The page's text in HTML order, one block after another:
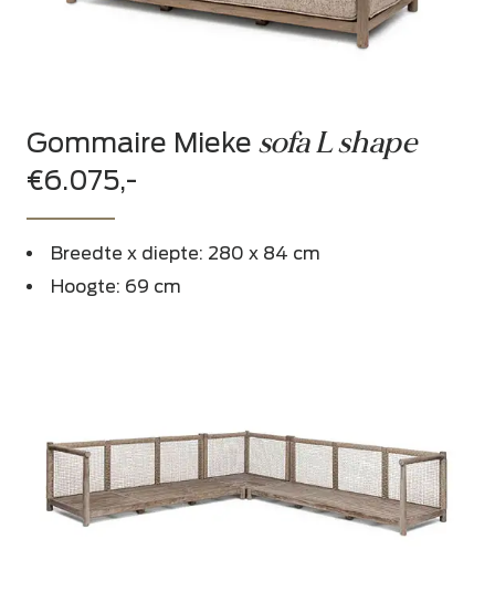
Gommaire Mieke sofa L shape
€6.075,-
Breedte x diepte: 280 x 84 cm
Hoogte: 69 cm